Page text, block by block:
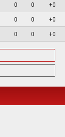
0 0
+0
0 0
+0
0 0 +0